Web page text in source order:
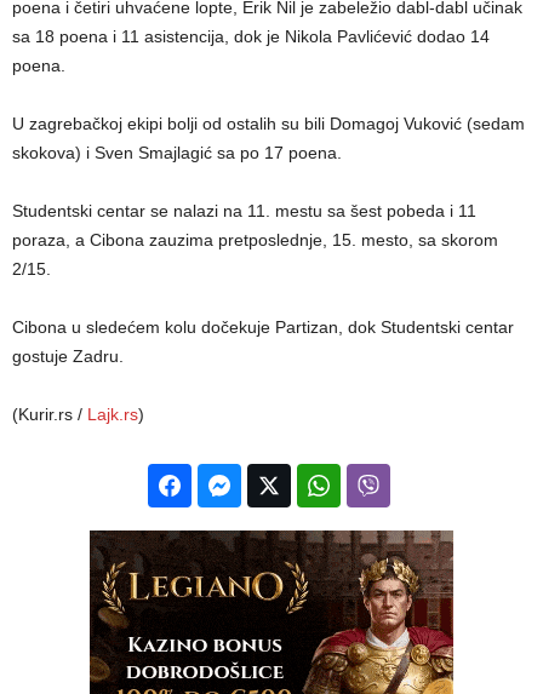
poena i četiri uhvaćene lopte, Erik Nil je zabeležio dabl-dabl učinak
sa 18 poena i 11 asistencija, dok je Nikola Pavlićević dodao 14
poena.
U zagrebačkoj ekipi bolji od ostalih su bili Domagoj Vuković (sedam
skokova) i Sven Smajlagić sa po 17 poena.
Studentski centar se nalazi na 11. mestu sa šest pobeda i 11
poraza, a Cibona zauzima pretposlednje, 15. mesto, sa skorom
2/15.
Cibona u sledećem kolu dočekuje Partizan, dok Studentski centar
gostuje Zadru.
(Kurir.rs / Lajk.rs)